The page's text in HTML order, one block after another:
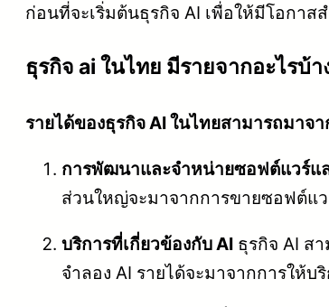
ก่อนที่จะเริ่มต้นธุรกิจ AI เพื่อให้มีโอกาส
ธุรกิจ ai ในไทย มีรายจากอะไรบ้า
รายได้ของธุรกิจ AI ในไทยสามารถมา
การพัฒนาและจำหน่ายซอฟต์แวร์แ
ส่วนใหญ่จะมาจากการขายซอฟต์แ
บริการที่เกี่ยวข้องกับ AI ธุรกิจ AI ส
จำลอง AI รายได้จะมาจากการให้